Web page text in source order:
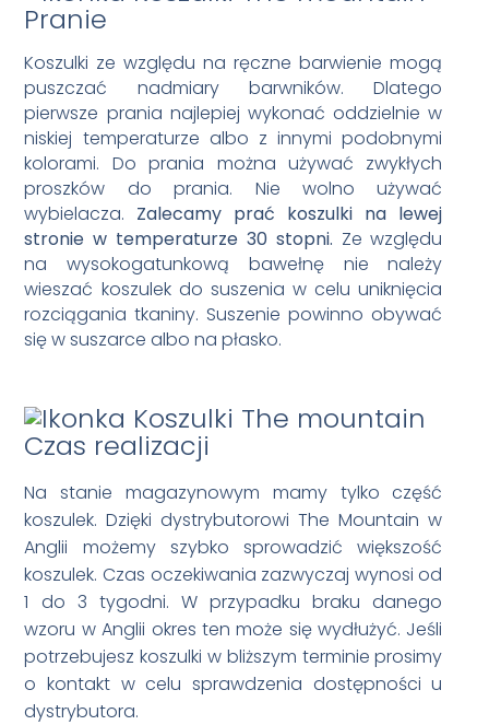
Pranie
Koszulki ze względu na ręczne barwienie mogą
puszczać nadmiary barwników. Dlatego
pierwsze prania najlepiej wykonać oddzielnie w
niskiej temperaturze albo z innymi podobnymi
kolorami. Do prania można używać zwykłych
proszków do prania. Nie wolno używać
wybielacza. Zalecamy prać koszulki na lewej
stronie w temperaturze 30 stopni. Ze względu
na wysokogatunkową bawełnę nie należy
wieszać koszulek do suszenia w celu uniknięcia
rozciągania tkaniny. Suszenie powinno obywać
się w suszarce albo na płasko.
Czas realizacji
Na stanie magazynowym mamy tylko część
koszulek. Dzięki dystrybutorowi The Mountain w
Anglii możemy szybko sprowadzić większość
koszulek. Czas oczekiwania zazwyczaj wynosi od
1 do 3 tygodni. W przypadku braku danego
wzoru w Anglii okres ten może się wydłużyć. Jeśli
potrzebujesz koszulki w bliższym terminie prosimy
o kontakt w celu sprawdzenia dostępności u
dystrybutora.